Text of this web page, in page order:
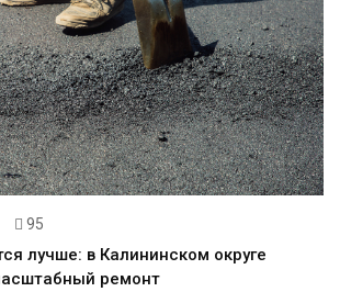
95
лучше: в Калининском округе
ремонт